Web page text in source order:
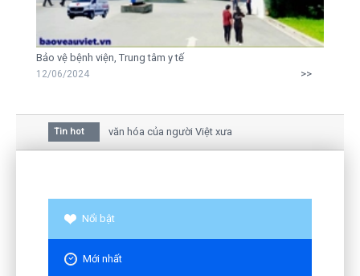
Bảo vệ bệnh viện, Trung tâm y tế
12/06/2024 >>
Tin hot
của hoa mai trong văn hóa của người Việt xưa
nhau giữa bức thư gửi mẹ của người... tử tù và của CEO
Nổi bật
Mới nhất